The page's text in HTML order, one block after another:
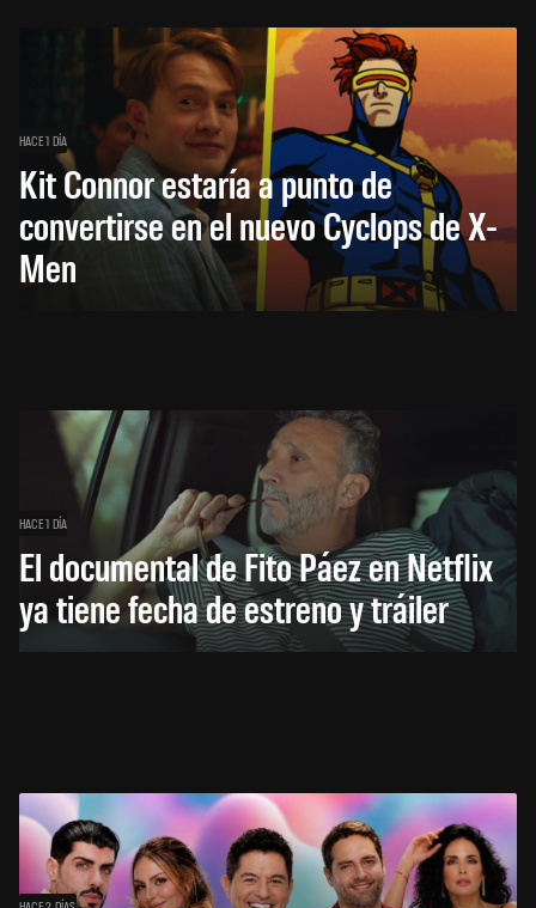
HACE 1 DÍA
Kit Connor estaría a punto de
convertirse en el nuevo Cyclops de X-
Men
HACE 1 DÍA
El documental de Fito Páez en Netflix
ya tiene fecha de estreno y tráiler